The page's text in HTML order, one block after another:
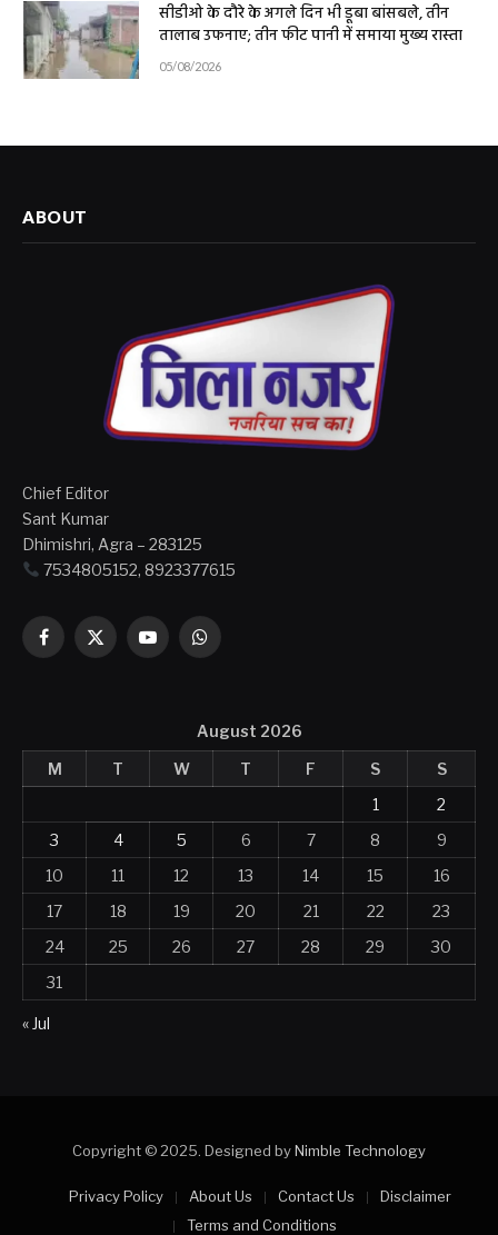
सीडीओ के दौरे के अगले दिन भी डूबा बांसबले, तीन
तालाब उफनाए; तीन फीट पानी में समाया मुख्य रास्ता
05/08/2026
ABOUT
Chief Editor
Sant Kumar
Dhimishri, Agra – 283125
7534805152, 8923377615
Facebook
X
YouTubeWhatsApp
August 2026
M
T W T F S
S
1
2
3
4 5 6 7 8
9
10
11 12 13 14 15
16
17
18 19 20 21 22
23
24
25 26 27 28 29
30
31
« Jul
Copyright © 2025. Designed byNimble Technology
Privacy Policy About Us Contact Us
Disclaimer
Terms and Conditions